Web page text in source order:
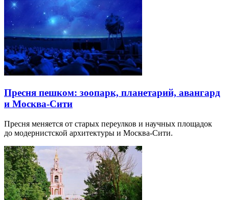
Пресня пешком: зоопарк, планетарий, авангард
и Москва-Сити
Пресня меняется от старых переулков и научных площадок
до модернистской архитектуры и Москва-Сити.